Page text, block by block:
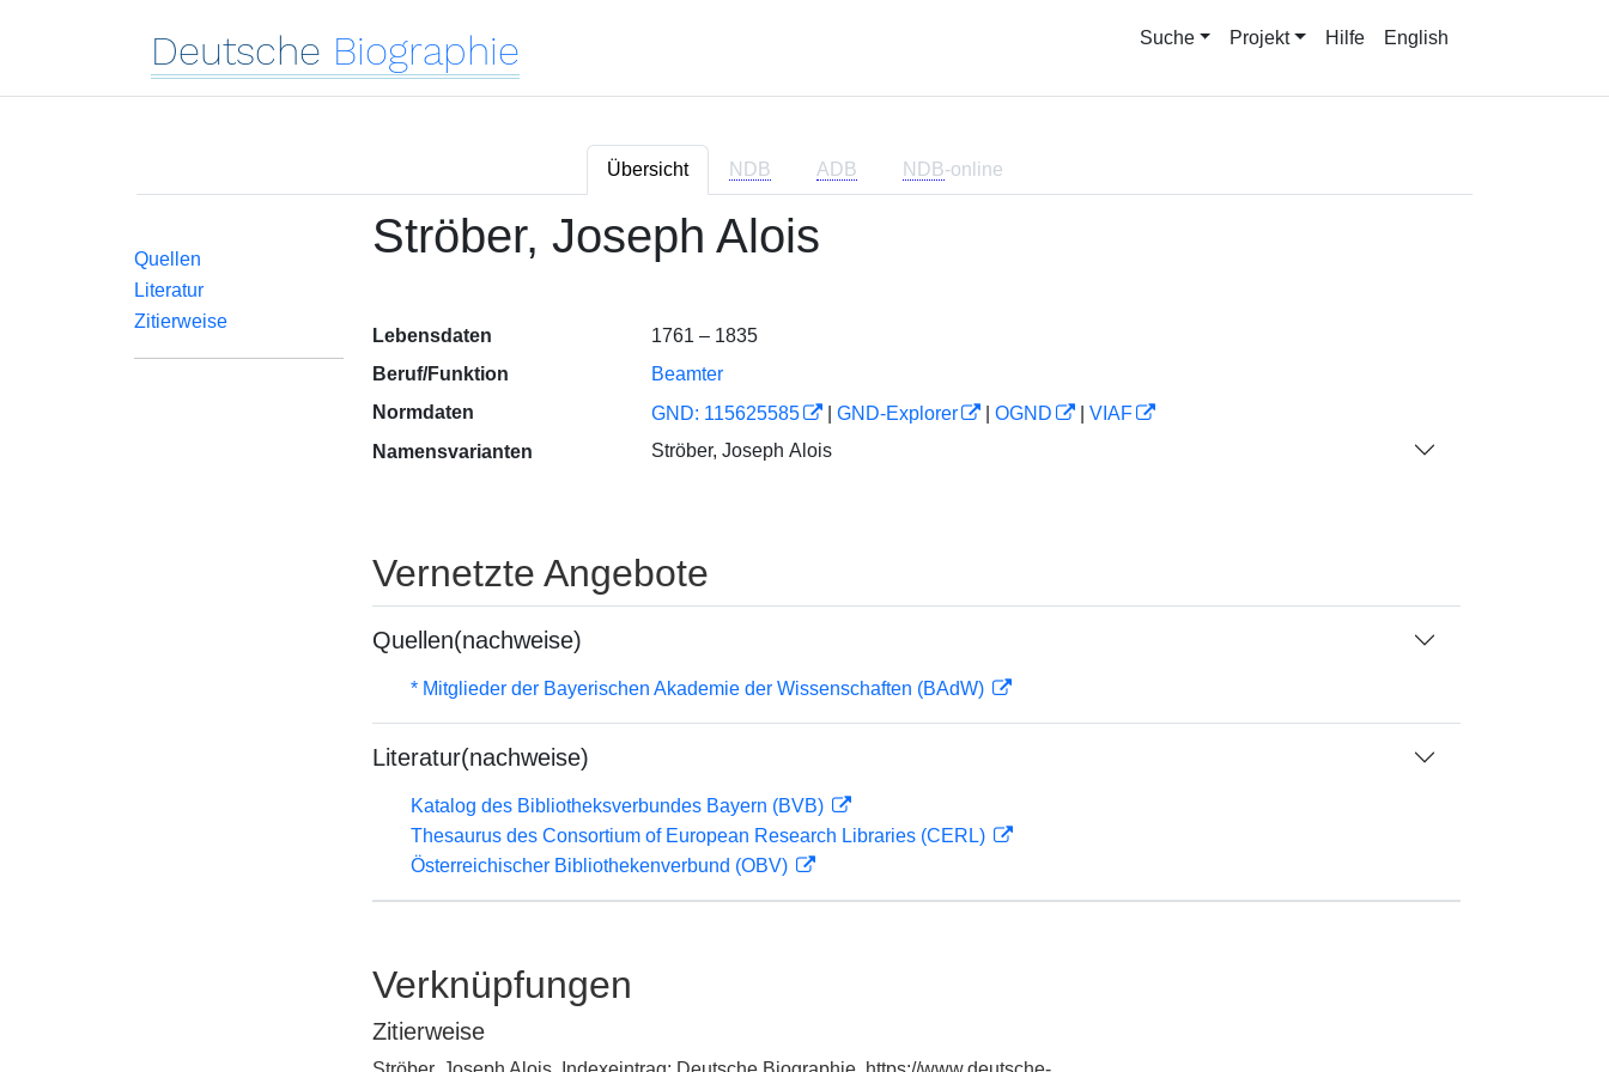
Deutsche Biographie Suche Projekt Hilfe English
Übersicht NDB ADB NDB-online
Quellen
Literatur
Zitierweise
Ströber, Joseph Alois
Lebensdaten
1761 – 1835
Beruf/Funktion
Beamter
Normdaten
GND: 115625585 GND-Explorer OGND
VIAF
Namensvarianten
Ströber, Joseph Alois
Vernetzte Angebote
Quellen(nachweise)
* Mitglieder der Bayerischen Akademie der Wissenschaften (BAdW)
Literatur(nachweise)
Katalog des Bibliotheksverbundes Bayern (BVB)
Thesaurus des Consortium of European Research Libraries (CERL)
Österreichischer Bibliothekenverbund (OBV)
Verknüpfungen
Zitierweise